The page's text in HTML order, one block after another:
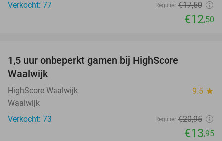
Verkocht: 77
Regulier €17,50
€12,50
TODAY
1,5 uur onbeperkt gamen bij HighScore
Waalwijk
HighScore Waalwijk 9.5 star
Waalwijk
Verkocht: 73
Regulier €20,95
€13,95